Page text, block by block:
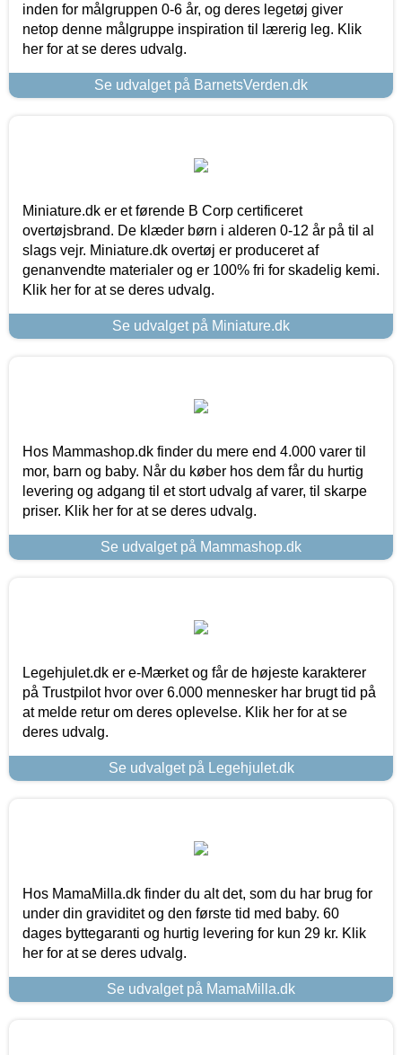
inden for målgruppen 0-6 år, og deres legetøj giver
netop denne målgruppe inspiration til lærerig leg. Klik
her for at se deres udvalg.
Se udvalget på BarnetsVerden.dk
Miniature.dk er et førende B Corp certificeret
overtøjsbrand. De klæder børn i alderen 0-12 år på til al
slags vejr. Miniature.dk overtøj er produceret af
genanvendte materialer og er 100% fri for skadelig kemi.
Klik her for at se deres udvalg.
Se udvalget på Miniature.dk
Hos Mammashop.dk finder du mere end 4.000 varer til
mor, barn og baby. Når du køber hos dem får du hurtig
levering og adgang til et stort udvalg af varer, til skarpe
priser. Klik her for at se deres udvalg.
Se udvalget på Mammashop.dk
Legehjulet.dk er e-Mærket og får de højeste karakterer
på Trustpilot hvor over 6.000 mennesker har brugt tid på
at melde retur om deres oplevelse. Klik her for at se
deres udvalg.
Se udvalget på Legehjulet.dk
Hos MamaMilla.dk finder du alt det, som du har brug for
under din graviditet og den første tid med baby. 60
dages byttegaranti og hurtig levering for kun 29 kr. Klik
her for at se deres udvalg.
Se udvalget på MamaMilla.dk